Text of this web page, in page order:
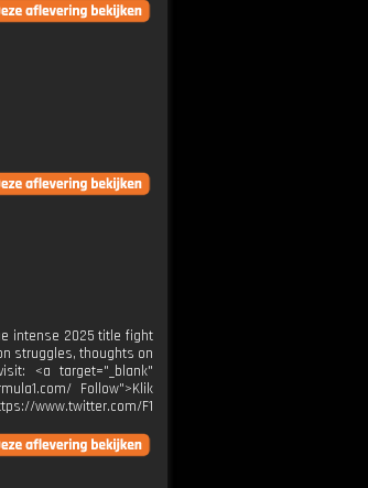
intense 2025 title fight
struggles, thoughts on
<a target="_blank"
Follow">Klik
www.twitter.com/F1